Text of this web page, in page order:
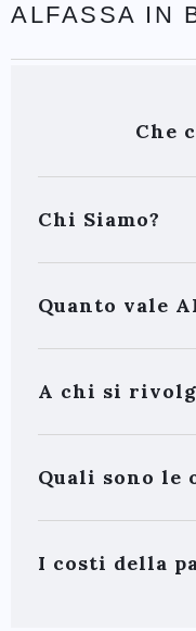
ALFASSA IN
Che
Chi Siamo?
Quanto vale
A chi si
Quali sono le
I costi della